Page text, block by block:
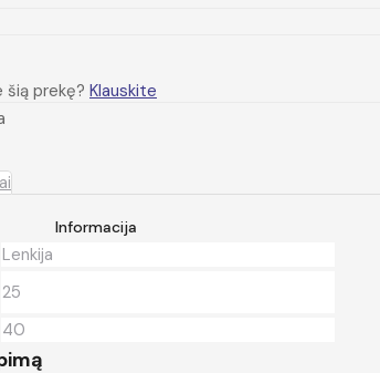
šią prekę? Klauskite
Informacija
Lenkija
25
40